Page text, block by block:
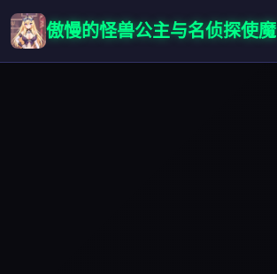
傲慢的怪兽公主与名侦探使魔